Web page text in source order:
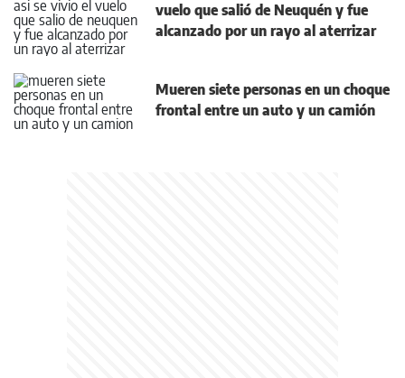
vuelo que salió de Neuquén y fue
alcanzado por un rayo al aterrizar
Mueren siete personas en un choque
frontal entre un auto y un camión